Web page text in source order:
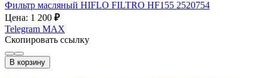
Фильтр масляный HIFLO FILTRO HF155 2520754
Цена: 1 200 ₽
Telegram MAX
Скопировать ссылку
В корзину